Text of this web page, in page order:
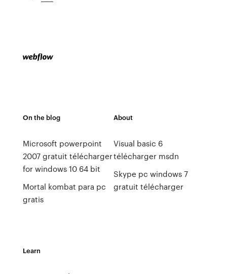
On the blog
Microsoft powerpoint
2007 gratuit télécharger
for windows 10 64 bit
Mortal kombat para pc
gratis
About
Visual basic 6
télécharger msdn
Skype pc windows 7
gratuit télécharger
Learn